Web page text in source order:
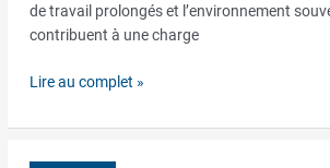
de travail prolongés et l’environnement
contribuent à une charge
Lire au complet »